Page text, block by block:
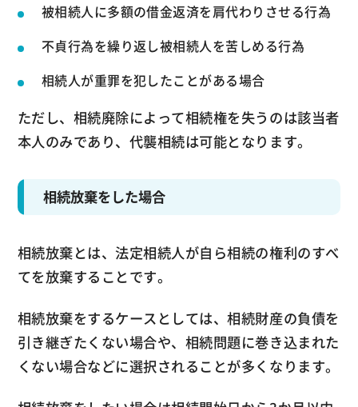
被相続人に多額の借金返済を肩代わりさせる行為
不貞行為を繰り返し被相続人を苦しめる行為
相続人が重罪を犯したことがある場合
ただし、相続廃除によって相続権を失うのは該当者
本人のみであり、代襲相続は可能となります。
相続放棄をした場合
相続放棄とは、法定相続人が自ら相続の権利のすべ
てを放棄することです。
相続放棄をするケースとしては、相続財産の負債を
引き継ぎたくない場合や、相続問題に巻き込まれた
くない場合などに選択されることが多くなります。